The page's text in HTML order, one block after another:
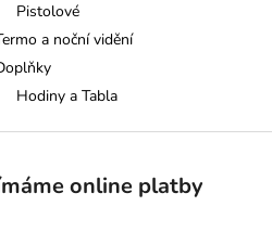
Pistolové
a noční vidění
Hodiny a Tabla
online platby